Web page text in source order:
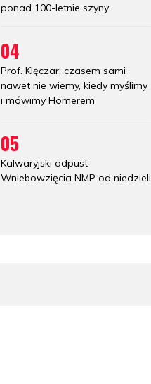
ponad 100-letnie szyny
04
Prof. Klęczar: czasem sami
nawet nie wiemy, kiedy myślimy
i mówimy Homerem
05
Kalwaryjski odpust
Wniebowzięcia NMP od niedzieli